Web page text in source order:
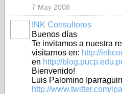
7 May 2008
INK Consultores
Buenos días
Te invitamos a nuestra
visitarnos en: http://
en http://
Bienvenido!
Luis Palomino
http://www.twitter.com/